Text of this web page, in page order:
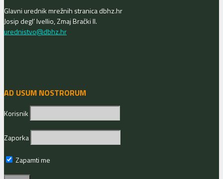
Glavni urednik mrežnih stranica dbhz.hr
Josip degl’ Ivellio, Zmaj Brački II.
urednistvo@dbhz.hr
AD USUM NOSTRORUM
Korisnik
Zaporka
Zapamti me